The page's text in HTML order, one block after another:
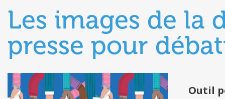
Les images de la
presse pour
Outil